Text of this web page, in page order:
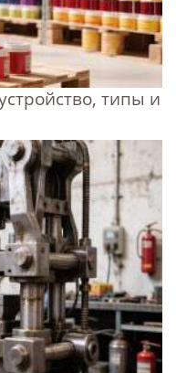
типы и